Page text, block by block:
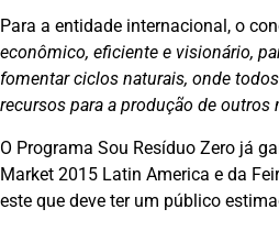
Para a entidade internacional, o
econômico, eficiente e visionário,
fomentar ciclos naturais, onde
recursos para a produção de outros
O Programa Sou Resíduo Zero já
Market 2015 Latin America e da
este que deve ter um público